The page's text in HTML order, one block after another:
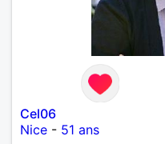
Cel06
Nice - 51 ans